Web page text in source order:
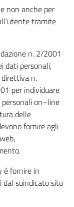
non anche per
tramite
n. 2/2001
dati personali,
n.
per individuare
on–line
delle
fornire agli
è fornire in
suindicato sito